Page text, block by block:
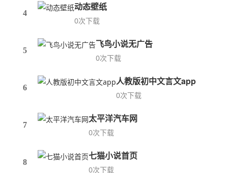
4
动态壁纸
0次下载
5
飞鸟小说无广告
0次下载
6
人教版初中文言文app
0次下载
7
太平洋汽车网
0次下载
8
七猫小说首页
0次下载